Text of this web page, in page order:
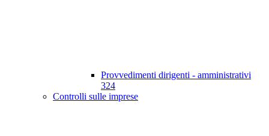
Provvedimenti dirigenti - amministrativi
324
Controlli sulle imprese